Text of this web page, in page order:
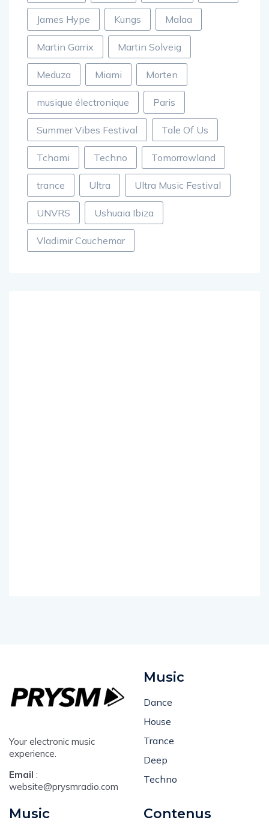
James Hype Kungs Malaa
Martin Garrix Martin Solveig
Meduza Miami Morten
musique électronique Paris
Summer Vibes Festival Tale Of Us
Tchami Techno Tomorrowland
trance Ultra Ultra Music Festival
UNVRS Ushuaia Ibiza
Vladimir Cauchemar
Your electronic music
experience.
Email :
website@prysmradio.com
Music
Dance
House
Trance
Deep
Techno
Music Contenus